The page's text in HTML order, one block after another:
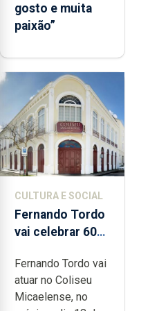
gosto e muita
paixão”
CULTURA E SOCIAL
Fernando Tordo
vai celebrar 60
no Coliseu
Micaelense
Fernando Tordo vai
atuar no Coliseu
Micaelense, no